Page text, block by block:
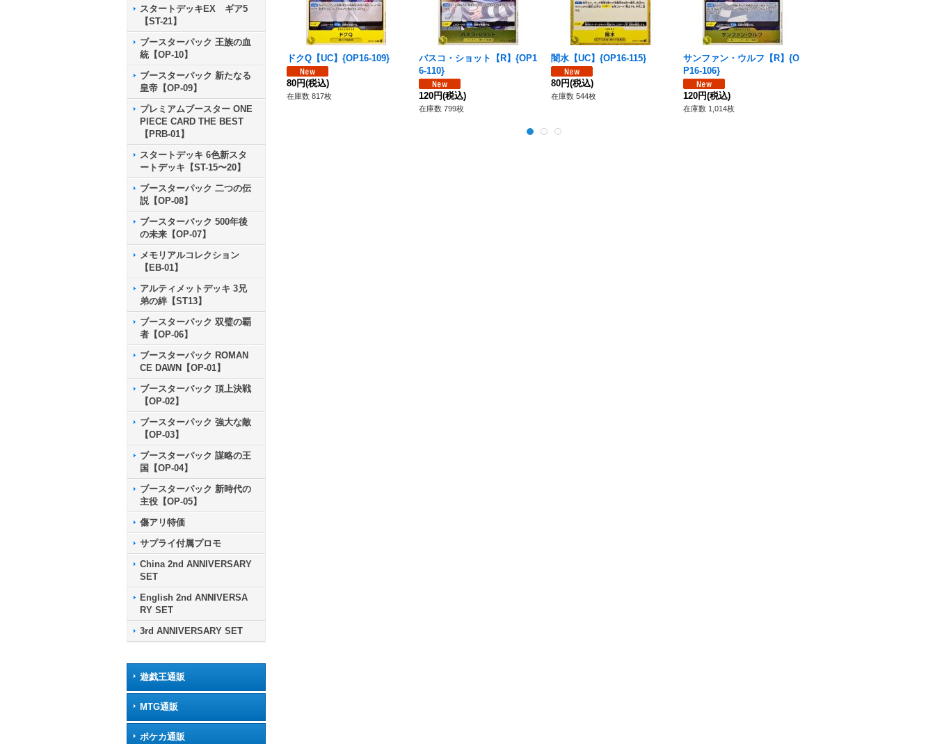
スタートデッキEX ギア5
【ST-21】
ブースターパック 王族の血
統【OP-10】
ブースターパック 新たなる
皇帝【OP-09】
プレミアムブースター ONE
PIECE CARD THE BEST
【PRB-01】
スタートデッキ 6色新スタ
ートデッキ【ST-15〜20】
ブースターパック 二つの伝
説【OP-08】
ブースターパック 500年後
の未来【OP-07】
メモリアルコレクション
【EB-01】
アルティメットデッキ 3兄
弟の絆【ST13】
ブースターパック 双璧の覇
者【OP-06】
ブースターパック ROMAN
CE DAWN【OP-01】
ブースターパック 頂上決戦
【OP-02】
ブースターパック 強大な敵
【OP-03】
ブースターパック 謀略の王
国【OP-04】
ブースターパック 新時代の
主役【OP-05】
傷アリ特価
サプライ付属プロモ
China 2nd ANNIVERSARY
SET
English 2nd ANNIVERSA
RY SET
3rd ANNIVERSARY SET
遊戯王通販
MTG通販
ポケカ通販
ドクQ【UC】{OP16-109}
80円(税込)
在庫数 817枚
バスコ・ショット【R】{OP1
6-110}
120円(税込)
在庫数 799枚
闇水【UC】{OP16-115}
80円(税込)
在庫数 544枚
サンファン・ウルフ【R】{O
P16-106}
120円(税込)
在庫数 1,014枚